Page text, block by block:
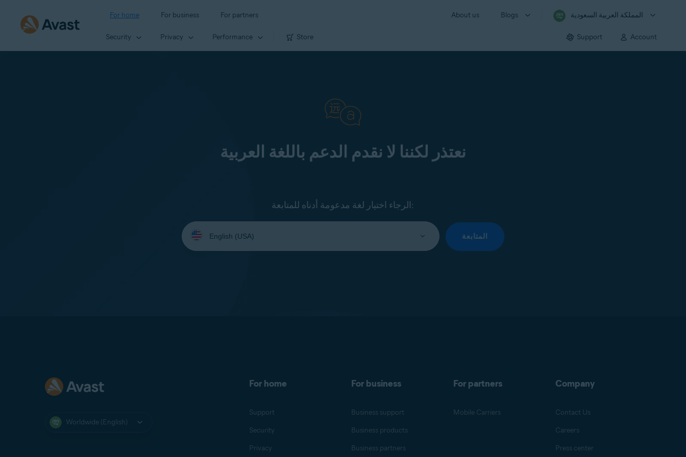
For home For business For partners About us Blogs المملكة العربية السعودية
Security Privacy Performance Store Support Account
نعتذر لكننا لا نقدم الدعم باللغة العربية
الرجاء اختيار لغة مدعومة أدناه للمتابعة:
Select
your
language:
المتابعة
Worldwide (English)
For home
Support
Security
Privacy
For business
Business support
Business products
Business partners
For partners
Mobile Carriers
Company
Contact Us
Careers
Press center